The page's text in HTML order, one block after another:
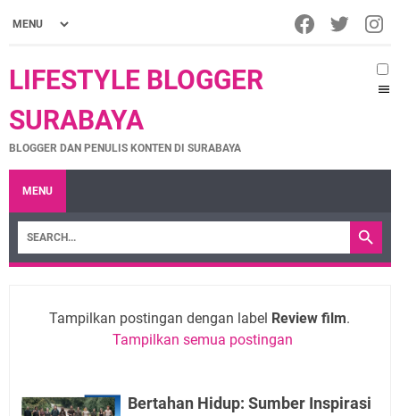
LIFESTYLE BLOGGER
SURABAYA
BLOGGER DAN PENULIS KONTEN DI SURABAYA
MENU
Tampilkan postingan dengan label Review film.
Tampilkan semua postingan
Bertahan Hidup: Sumber Inspirasi